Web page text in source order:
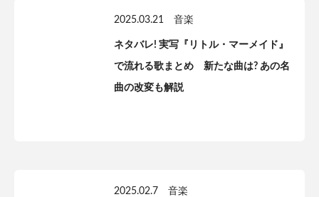
2025.03.21 音楽
ネタバレ! 実写『リトル・マーメイド』
で流れる歌まとめ 新たな曲は? あの名
曲の改変も解説
2025.02.7 音楽